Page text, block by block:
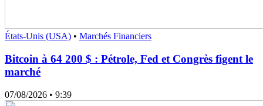
États-Unis (USA) • Marchés Financiers
Bitcoin à 64 200 $ : Pétrole, Fed et Congrès figent le
marché
07/08/2026 • 9:39